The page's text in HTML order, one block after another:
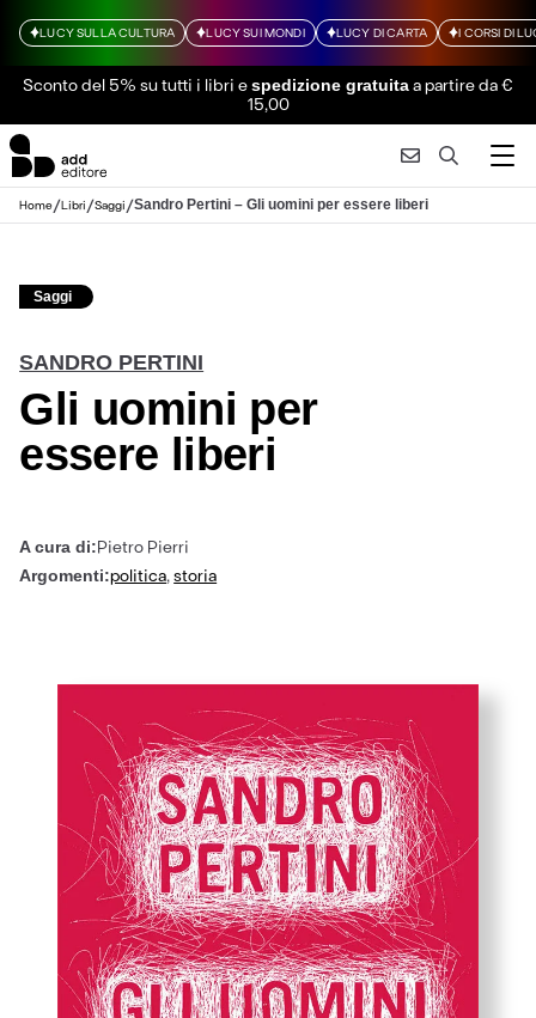
LUCY SULLA CULTURA LUCY SUI MONDI LUCY DI CARTA I CORSI DI
Sconto del 5% su tutti i libri espedizione gratuitaa partire da €
15,00
Home/Libri/Saggi/Sandro Pertini – Gli uomini per essere liberi
Saggi
SANDRO PERTINI
Gli uomini per
essere liberi
A cura di:Pietro Pierri
Argomenti:politica,storia